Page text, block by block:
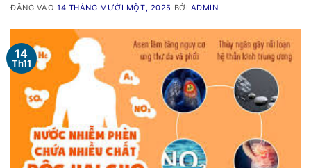
ĐĂNG VÀO14 THÁNG MƯỜI MỘT, 2025 BỞI ADMIN
14
Th11